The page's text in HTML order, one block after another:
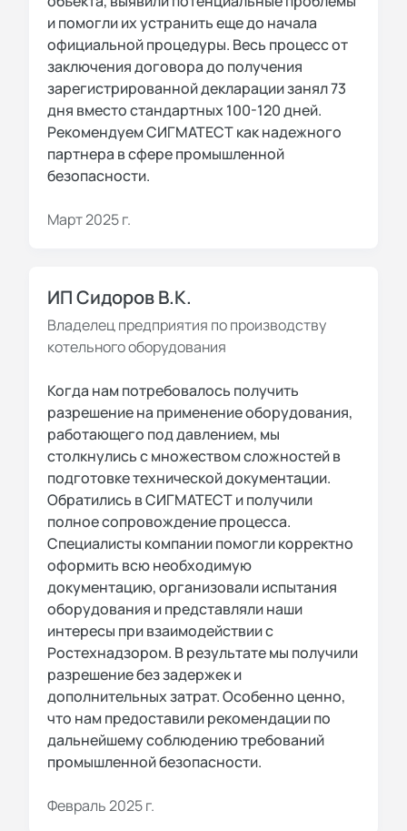
и помогли их устранить еще до начала
официальной процедуры. Весь процесс от
заключения договора до получения
зарегистрированной декларации занял 73
дня вместо стандартных 100-120 дней.
Рекомендуем СИГМАТЕСТ как надежного
партнера в сфере промышленной
безопасности.
Март 2025 г.
ИП Сидоров В.К.
Владелец предприятия по производству
котельного оборудования
Когда нам потребовалось получить
разрешение на применение оборудования,
работающего под давлением, мы
столкнулись с множеством сложностей в
подготовке технической документации.
Обратились в СИГМАТЕСТ и получили
полное сопровождение процесса.
Специалисты компании помогли корректно
оформить всю необходимую
документацию, организовали испытания
оборудования и представляли наши
интересы при взаимодействии с
Ростехнадзором. В результате мы получили
разрешение без задержек и
дополнительных затрат. Особенно ценно,
что нам предоставили рекомендации по
дальнейшему соблюдению требований
промышленной безопасности.
Февраль 2025 г.